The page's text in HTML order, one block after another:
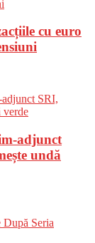
cu euro
adjunct
undă